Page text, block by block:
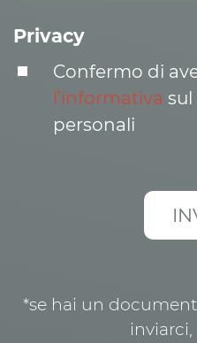
Privacy
Confermo di
l’informativa
personali
*se hai un